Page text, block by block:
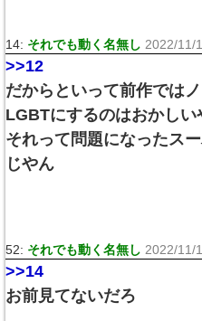
14: それでも動く名無し 2022/11/
>>12
だからといって前作では
LGBTにするのはおかしい
それって問題になったス
じやん
52: それでも動く名無し 2022/11/
>>14
お前見てないだろ